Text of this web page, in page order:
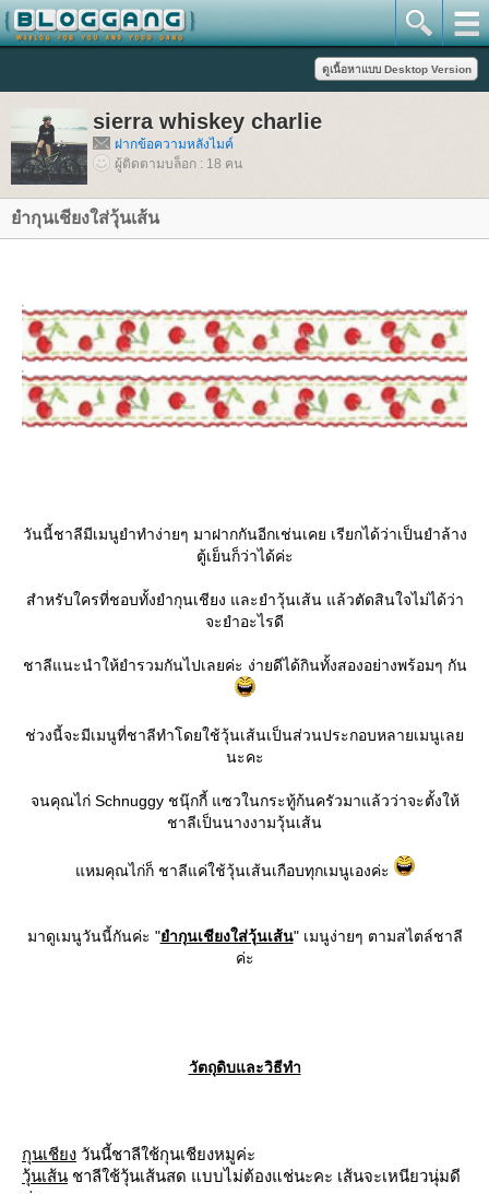
sierra whiskey charlie
ฝากข้อความหลังไมค์
ผู้ติดตามบล็อก : 18 คน
ำกุนเชียงใส่วุ้นเส้น
วันนี้ชาลีมีเมนูยำทำง่ายๆ มาฝากกันอีกเช่นเคย เรียกได้ว่าเป็นยำล้าง
ตู้เย็นก็ว่าได้ค่ะ
สำหรับใครที่ชอบทั้งยำกุนเชียง และยำวุ้นเส้น แล้วตัดสินใจไม่ได้ว่า
จะยำอะไรดี
ชาลีแนะนำให้ยำรวมกันไปเลยค่ะ ง่ายดีได้กินทั้งสองอย่างพร้อมๆ กัน
ช่วงนี้จะมีเมนูที่ชาลีทำโดยใช้วุ้นเส้นเป็นส่วนประกอบหลายเมนูเล
นะคะ
จนคุณไก่ Schnuggy ชนุ๊กกี้ แซวในกระทู้ก้นครัวมาแล้วว่าจะตั้งให้
ชาลีเป็นนางงามวุ้นเส้น
หมคุณไก่ก็ ชาลีแค่ใช้วุ้นเส้นเกือบทุกเมนูเองค่ะ
มาดูเมนูวันนี้กันค่ะ "ำกุนเชียงใส่วุ้นเส้น" เมนูง่ายๆ ตามสไตล์ชาลี
ค่ะ
วัตถุดิบและวิธีทำ
กุนเชียง วันนี้ชาลีใช้กุนเชียงหมูค่ะ
วุ้นเส้น ชาลีใช้วุ้นเส้นสด แบบไม่ต้องแช่นะคะ เส้นจะเหนียวนุ่มดี